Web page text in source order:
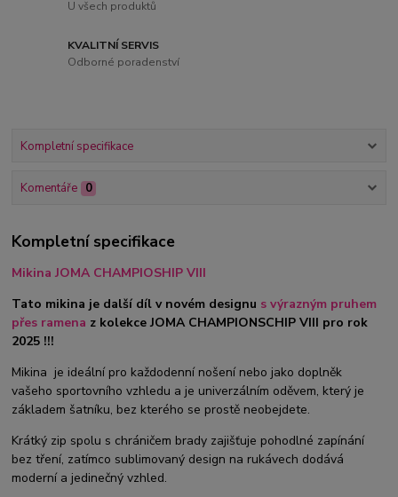
U všech produktů
KVALITNÍ SERVIS
Odborné poradenství
Kompletní specifikace
Komentáře 0
Kompletní specifikace
Mikina JOMA CHAMPIOSHIP VIII
Tato mikina je další díl v novém designu s výrazným pruhem
přes ramena z kolekce JOMA CHAMPIONSCHIP VIII pro rok
2025 !!!
Mikina je ideální pro každodenní nošení nebo jako doplněk
vašeho sportovního vzhledu a je univerzálním oděvem, který je
základem šatníku, bez kterého se prostě neobejdete.
Krátký zip spolu s chráničem brady zajišťuje pohodlné zapínání
bez tření, zatímco sublimovaný design na rukávech dodává
moderní a jedinečný vzhled.